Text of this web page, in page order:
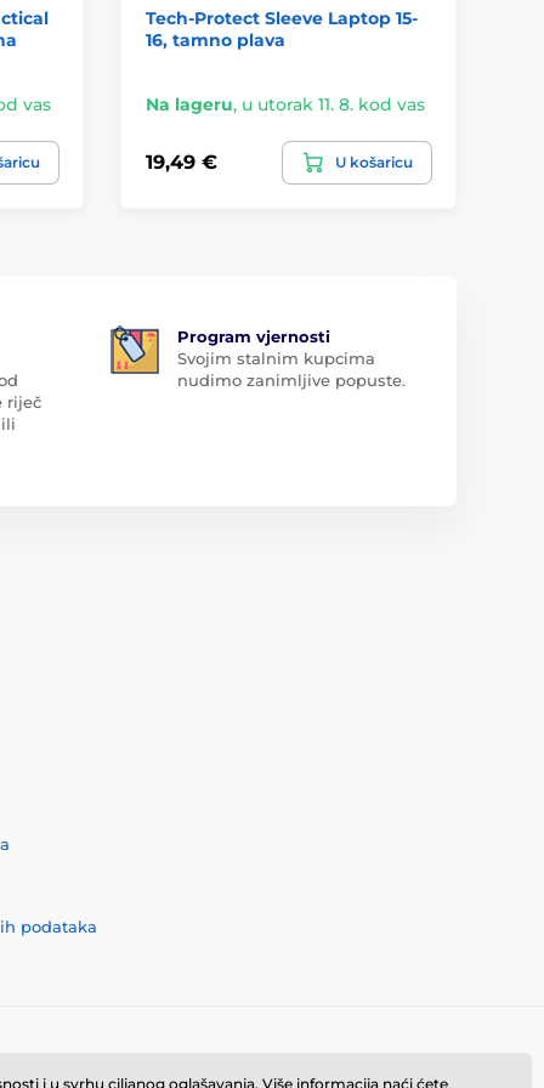
vas
Tech-Protect Sleeve Laptop 15-
16, tamno plava
Na lageru, u utorak 11. 8. kod vas
19,49 € U košaricu
riječ
Program vjernosti
Svojim stalnim kupcima
nudimo zanimljive popuste.
podataka
i u svrhu ciljanog oglašavanja. Više informacija naći ćete